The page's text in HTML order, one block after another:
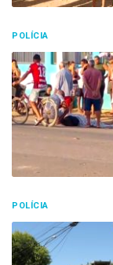
POLÍCIA
POLÍCIA